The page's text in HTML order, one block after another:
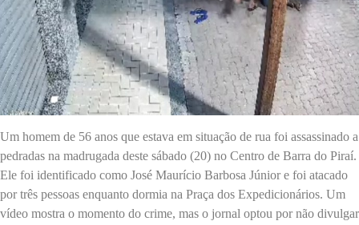
Um homem de 56 anos que estava em situação de rua foi assassinado a
pedradas na madrugada deste sábado (20) no Centro de Barra do Piraí.
Ele foi identificado como José Maurício Barbosa Júnior e foi atacado
por três pessoas enquanto dormia na Praça dos Expedicionários. Um
vídeo mostra o momento do crime, mas o jornal optou por não divulgar